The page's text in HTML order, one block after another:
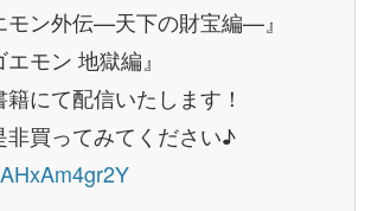
モン外伝—天下の財宝編—』
エモン 地獄編』
にて配信いたします！
非買ってみてください♪